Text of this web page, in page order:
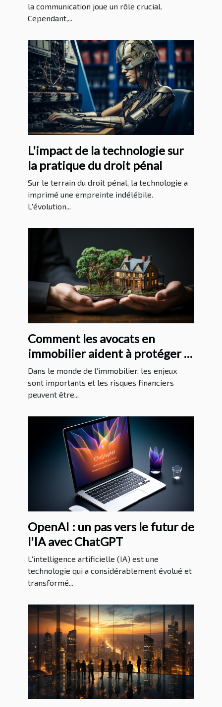
la communication joue un rôle crucial.
Cependant,...
L'impact de la technologie sur
la pratique du droit pénal
Sur le terrain du droit pénal, la technologie a
imprimé une empreinte indélébile.
L'évolution...
Comment les avocats en
immobilier aident à protéger la
santé financière de leurs clients
Dans le monde de l'immobilier, les enjeux
sont importants et les risques financiers
peuvent être...
OpenAI : un pas vers le futur de
l'IA avec ChatGPT
L'intelligence artificielle (IA) est une
technologie qui a considérablement évolué et
transformé...